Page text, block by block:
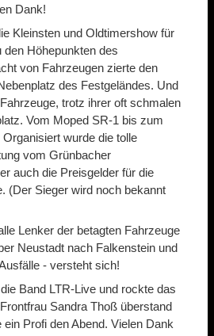
Dank!
Kleinsten und Oldtimershow für
Höhepunkten des
von Fahrzeugen zierte den
des Festgeländes. Und
trotz ihrer oft schmalen
Vom Moped SR-1 bis zum
wurde die tolle
vom Grünbacher
auch die Preisgelder für die
(Der Sieger wird noch bekannt
Lenker der betagten Fahrzeuge
Neustadt nach Falkenstein und
- versteht sich!
Band LTR-Live und rockte das
Sandra Thoß überstand
Profi den Abend. Vielen Dank